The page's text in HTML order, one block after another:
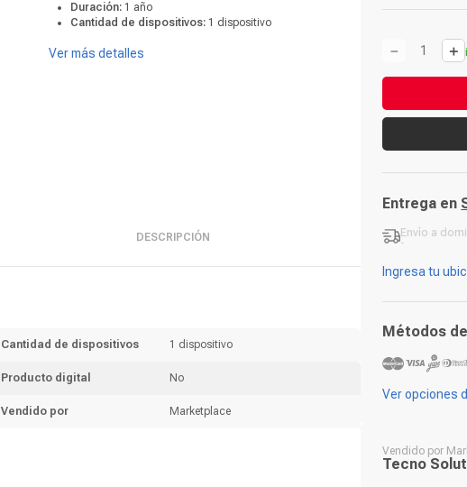
Duración: 1 año
Cantidad de dispositivos: 1 dispositivo
Ver más detalles
DESCRIPCIÓN
Cantidad de dispositivos 1 dispositivo
Producto digital No
Vendido por Marketplace
＋
－
Entrega en
Envío a
-
Ingresa tu
Métodos
Ver opciones
Vendido por
Tecno